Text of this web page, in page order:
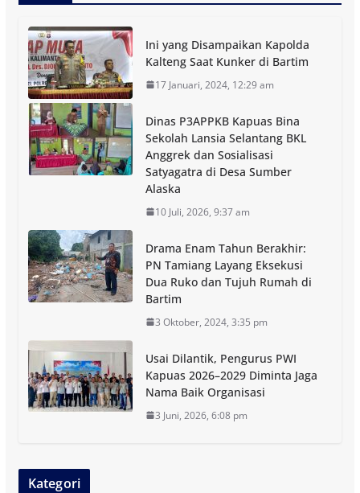
Ini yang Disampaikan Kapolda
Kalteng Saat Kunker di Bartim
17 Januari, 2024, 12:29 am
Dinas P3APPKB Kapuas Bina
Sekolah Lansia Selantang BKL
Anggrek dan Sosialisasi
Satyagatra di Desa Sumber
Alaska
10 Juli, 2026, 9:37 am
Drama Enam Tahun Berakhir:
PN Tamiang Layang Eksekusi
Dua Ruko dan Tujuh Rumah di
Bartim
3 Oktober, 2024, 3:35 pm
Usai Dilantik, Pengurus PWI
Kapuas 2026–2029 Diminta Jaga
Nama Baik Organisasi
3 Juni, 2026, 6:08 pm
Kategori